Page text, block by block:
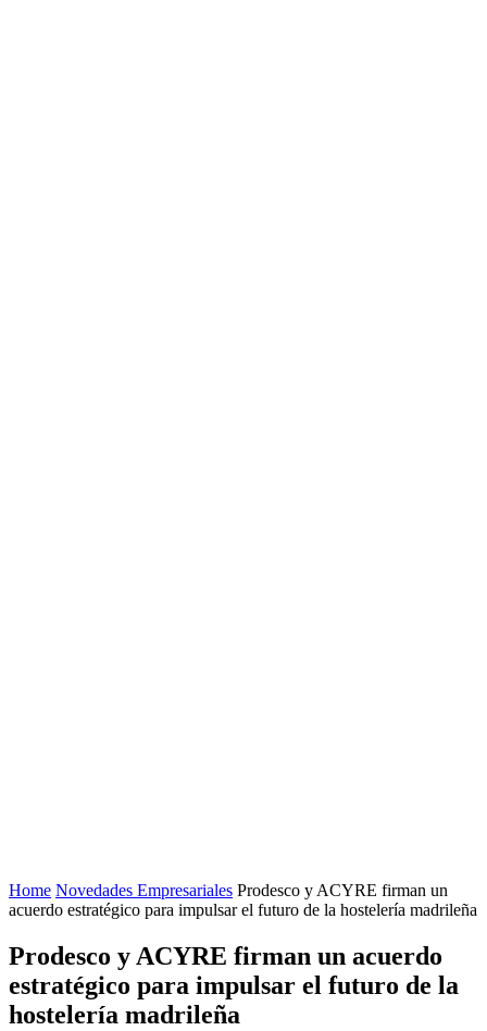
Home Novedades Empresariales Prodesco y ACYRE firman un
acuerdo estratégico para impulsar el futuro de la hostelería madrileña
Prodesco y ACYRE firman un acuerdo
estratégico para impulsar el futuro de la
hostelería madrileña